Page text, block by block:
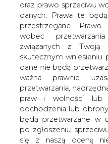
oraz prawo sprzeciwu
danych. Prawa te
przestrzegane.
wobec
związanych z Twoją
skutecznym wniesieniu
dane nie będą
ważna prawnie
przetwarzania,
praw i wolności lub
dochodzenia lub
będą przetwarzane w
po zgłoszeniu
się z naszą oceną
Prezes Enron
Astramowicz
eliminacji
kryzysu
należy ułatwiać i
konkurencji na
Jego zdaniem w tym
nowych dostawców do
uprawnionym
rzeczywistą swobodę
rynku energii